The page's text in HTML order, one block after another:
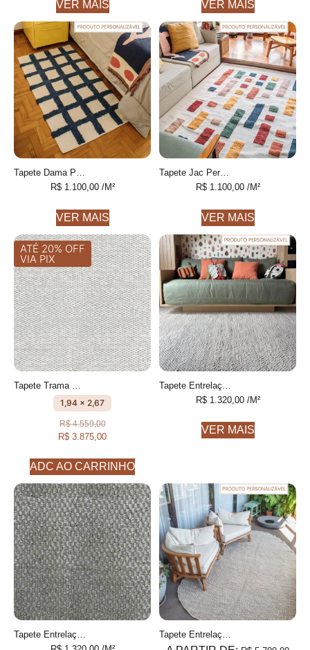
VER MAIS VER MAIS
Tapete Dama Personalizável Xadrez feito à mão, 100% algodão reciclado
R$1.100,00/M²
VER MAIS
Tapete Jac Personalizável Geométrico colorido feito à mão
R$1.100,00/M²
VER MAIS
ATÉ 20% OFF
VIA PIX
1,94 x 2,67
R$4.559,00
R$ 3.875,00
ADC AO CARRINHO
R$1.320,00/M²
VER MAIS
Tapete Entrelaço 8 Cinza e Azeitona Finas feito à mão, COM FIOS DE PET E ALGODÃO RECICLADO
Tapete Entrelaço Orgânico Personalizável Formas orgânicas, Feito à mão